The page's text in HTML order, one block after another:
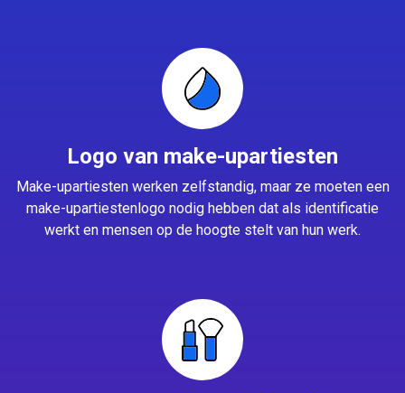
Logo van make-upartiesten
Make-upartiesten werken zelfstandig, maar ze moeten een
make-upartiestenlogo nodig hebben dat als identificatie
werkt en mensen op de hoogte stelt van hun werk.